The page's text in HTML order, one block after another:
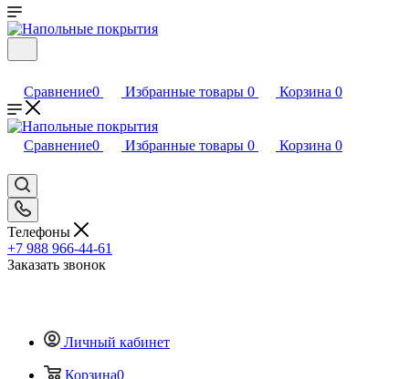
Сравнение0 Избранные товары 0 Корзина 0
Сравнение0 Избранные товары 0 Корзина 0
Телефоны
+7 988 966-44-61
Заказать звонок
Личный кабинет
Корзина0